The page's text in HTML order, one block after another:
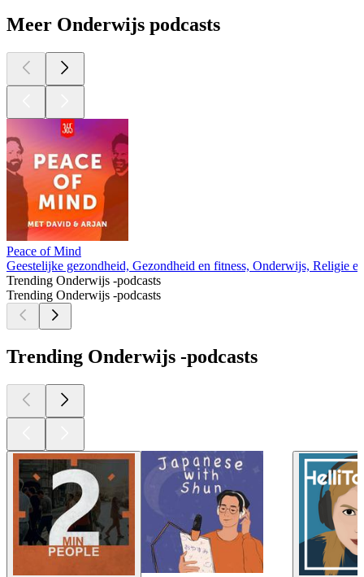
Meer Onderwijs podcasts
Peace of Mind
Geestelijke gezondheid, Gezondheid en fitness, Onderwijs, Religie
Trending Onderwijs -podcasts
Trending Onderwijs -podcasts
Trending Onderwijs -podcasts